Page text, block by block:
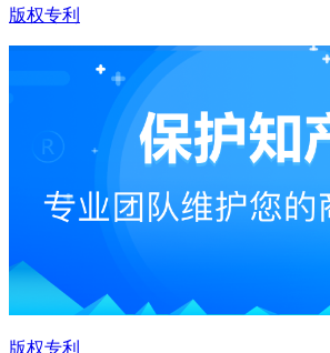
版权专利
版权专利